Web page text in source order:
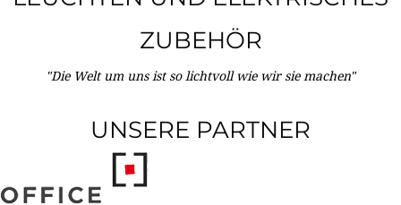
ZUBEHÖR
"Die Welt um uns ist so lichtvoll wie wir sie machen"
UNSERE PARTNER